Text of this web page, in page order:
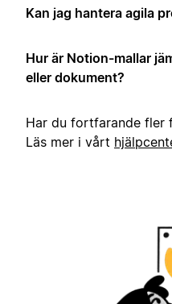
Kan jag hantera agila
Hur är Notion-mallar
eller dokument?
Har du fortfarande fler
Läs mer i vårt